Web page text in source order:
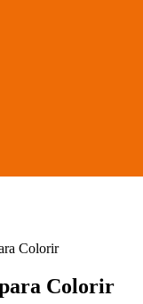
Colorir
Colorir